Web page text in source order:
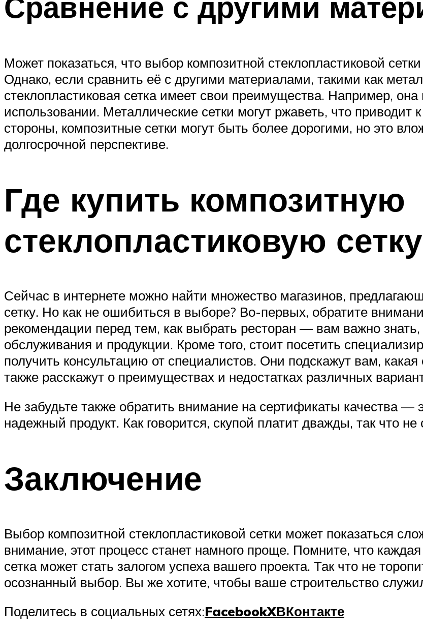
Может показаться, что выбор композитной стеклопластиковой
Однако, если сравнить её с другими материалами, такими как
стеклопластиковая сетка имеет свои преимущества. Например,
использовании. Металлические сетки могут ржаветь, что
стороны, композитные сетки могут быть более дорогими, но это
долгосрочной перспективе.
Где купить композитную
стеклопластиковую
Сейчас в интернете можно найти множество магазинов,
сетку. Но как не ошибиться в выборе? Во-первых, обратите
рекомендации перед тем, как выбрать ресторан — вам важно
обслуживания и продукции. Кроме того, стоит посетить
получить консультацию от специалистов. Они подскажут вам,
также расскажут о преимуществах и недостатках различных
Не забудьте также обратить внимание на сертификаты качества —
надежный продукт. Как говорится, скупой платит дважды, так что не
Заключение
Выбор композитной стеклопластиковой сетки может показаться
внимание, этот процесс станет намного проще. Помните, что
сетка может стать залогом успеха вашего проекта. Так что не
осознанный выбор. Вы же хотите, чтобы ваше строительство
Поделитесь в социальных сетях:FacebookXВКонтакте